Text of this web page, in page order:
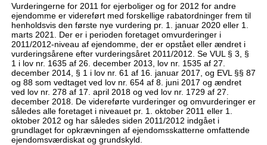
Vurderingerne for 2011 for ejerboliger og for 2012 for andre
ejendomme er videreført med forskellige rabatordninger frem til
henholdsvis den første nye vurdering pr. 1. januar 2020 eller 1.
marts 2021. Der er i perioden foretaget omvurderinger i
2011/2012-niveau af ejendomme, der er opstået eller ændret i
vurderingsårene efter vurderingsåret 2011/2012. Se VUL § 3, §
1 i lov nr. 1635 af 26. december 2013, lov nr. 1535 af 27.
december 2014, § 1 i lov nr. 61 af 16. januar 2017, og EVL §§ 87
og 88 som vedtaget ved lov nr. 654 af 8. juni 2017 og ændret
ved lov nr. 278 af 17. april 2018 og ved lov nr. 1729 af 27.
december 2018. De videreførte vurderinger og omvurderinger er
således alle foretaget i niveauet pr. 1. oktober 2011 eller 1.
oktober 2012 og har således siden 2011/2012 indgået i
grundlaget for opkrævningen af ejendomsskatterne omfattende
ejendomsværdiskat og grundskyld.